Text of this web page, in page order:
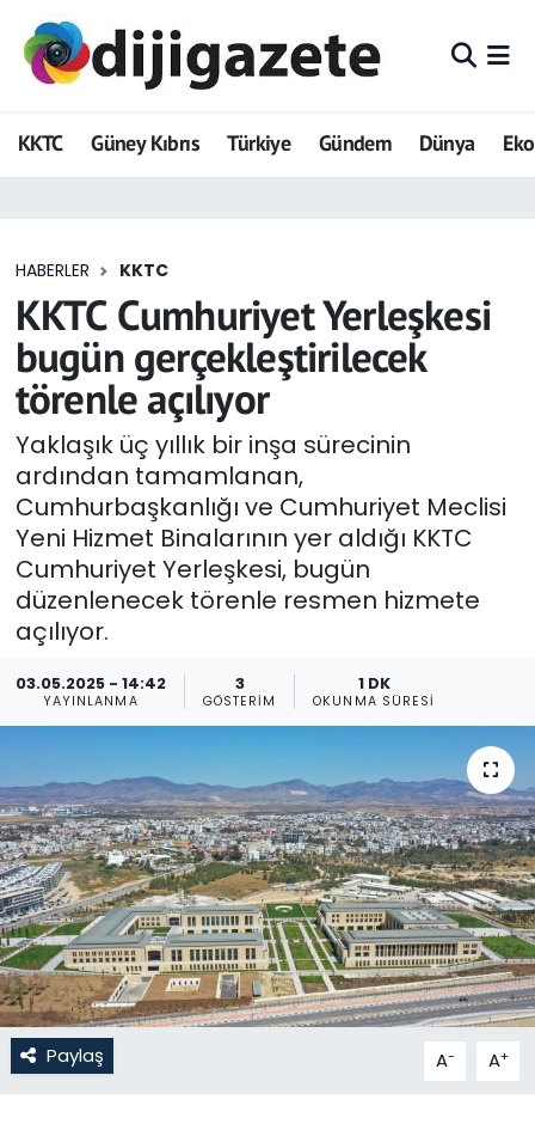
KKTC Güney Kıbrıs Türkiye Gündem Dünya
HABERLER KKTC
KKTC Cumhuriyet Yerleşkesi
bugün gerçekleştirilecek
törenle açılıyor
Yaklaşık üç yıllık bir inşa sürecinin
ardından tamamlanan,
Cumhurbaşkanlığı ve Cumhuriyet Meclisi
Yeni Hizmet Binalarının yer aldığı KKTC
Cumhuriyet Yerleşkesi, bugün
düzenlenecek törenle resmen hizmete
açılıyor.
03.05.2025 - 14:42
YAYINLANMA
3
GÖSTERIM
1 DK
OKUNMA SÜRESI
Paylaş A- A+
ADVERTORIAL
Dijigazete
Eğitim
Ekonomi
Foto Galeri
GEZİ
Güncel
Gündem
KKTC
KKTC YEREL SEÇİM 2018
Kültür Sanat
Magazin
Moda
Nöbetçi Eczaneler
Otomobil Dünyası
Politika
Hava Durumu
Trafik Durumu
Tüm Manşetler
Son Dakika Haberleri
Haber Arşivi